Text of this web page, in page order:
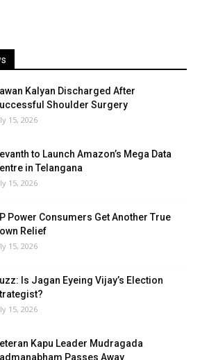
Kalyan Discharged After
Shoulder Surgery
15, 2026
to Launch Amazon’s Mega Data
in Telangana
15, 2026
Power Consumers Get Another True
Relief
15, 2026
Is Jagan Eyeing Vijay’s Election
15, 2026
Kapu Leader Mudragada
Passes Away